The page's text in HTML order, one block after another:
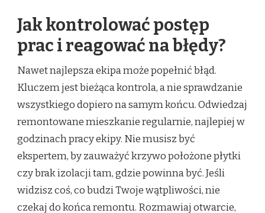
Jak kontrolować postęp
prac i reagować na błędy?
Nawet najlepsza ekipa może popełnić błąd.
Kluczem jest bieżąca kontrola, a nie sprawdzanie
wszystkiego dopiero na samym końcu. Odwiedzaj
remontowane mieszkanie regularnie, najlepiej w
godzinach pracy ekipy. Nie musisz być
ekspertem, by zauważyć krzywo położone płytki
czy brak izolacji tam, gdzie powinna być. Jeśli
widzisz coś, co budzi Twoje wątpliwości, nie
czekaj do końca remontu. Rozmawiaj otwarcie,